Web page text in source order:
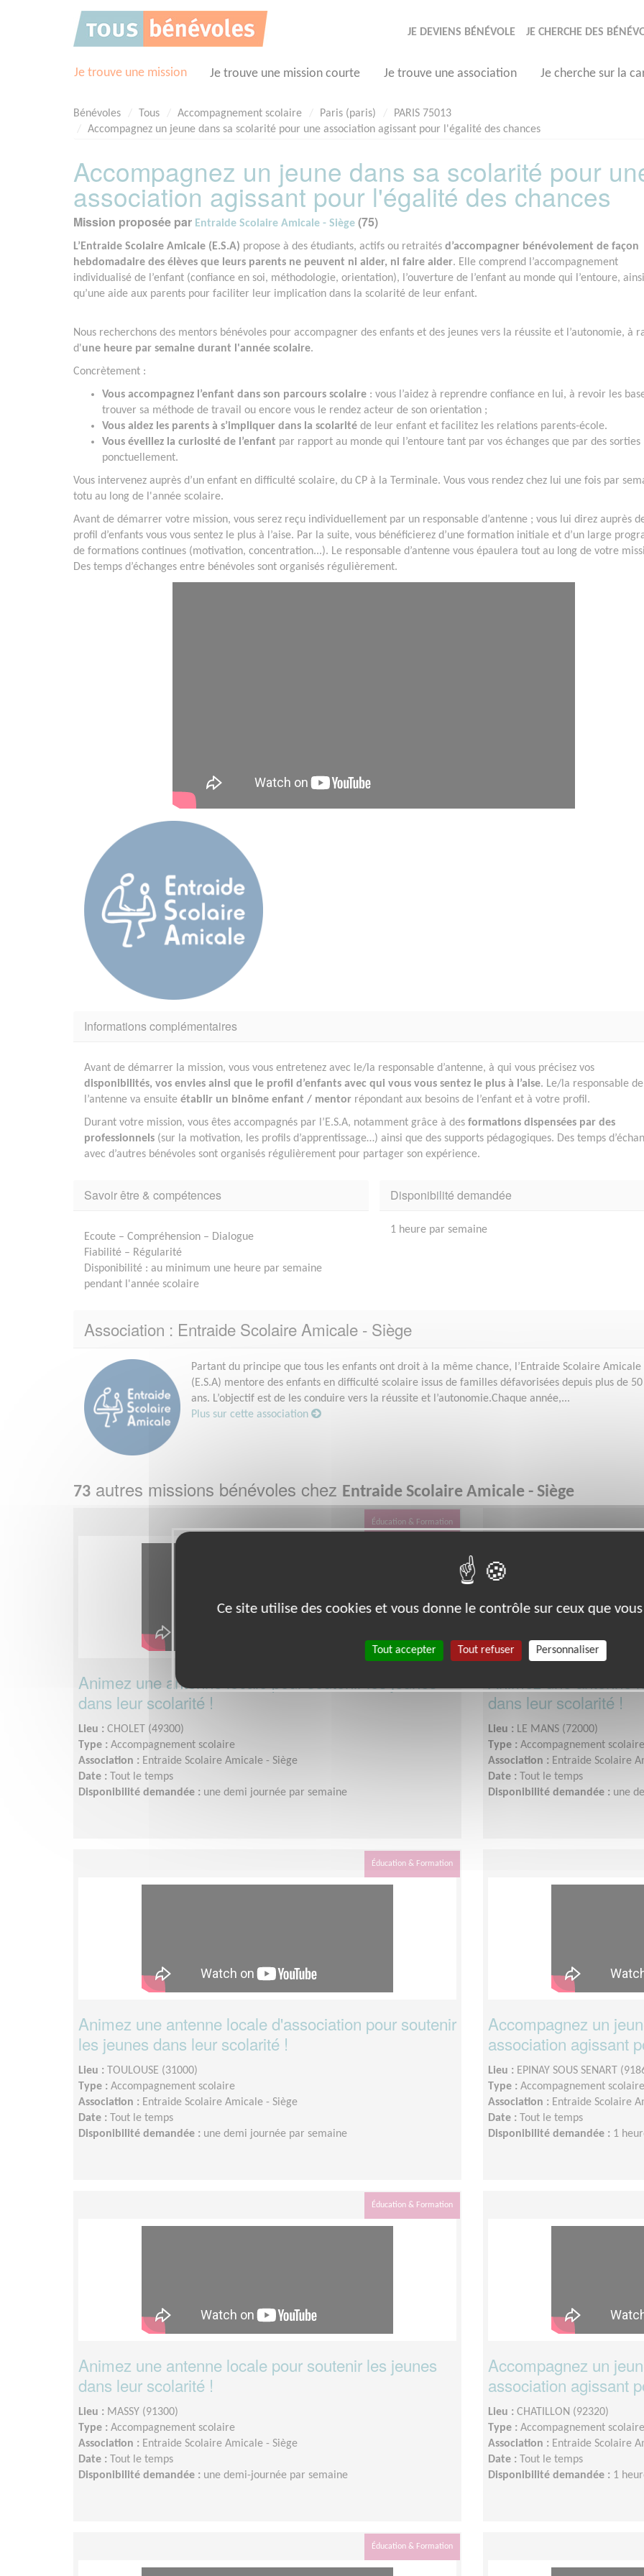
JE DEVIENS BÉNÉVOLE JE CHERCHE DES
Je trouve une mission Je trouve une mission courte Je trouve une association Je cherche sur la
Bénévoles Tous Accompagnement scolaire Paris (paris)
PARIS 75013
Accompagnez un jeune dans sa scolarité pour une association agissant pour l'égalité des chances
Accompagnez un jeune dans sa scolarité pour
association agissant pour l'égalité des chances
Mission proposée par Entraide Scolaire Amicale - Siège (75)
L’Entraide Scolaire Amicale (E.S.A) propose à des étudiants, actifs ou retraités d’accompagner bénévolement de façon
hebdomadaire des élèves que leurs parents ne peuvent ni aider, ni faire aider. Elle comprend l’accompagnement
individualisé de l’enfant (confiance en soi, méthodologie, orientation), l’ouverture de l’enfant au monde qui l’entoure, ainsi
qu’une aide aux parents pour faciliter leur implication dans la scolarité de leur enfant.
Nous recherchons des mentors bénévoles pour accompagner des enfants et des jeunes vers la réussite et l’autonomie, à
d'une heure par semaine durant l'année scolaire.
Concrètement :
Vous accompagnez l’enfant dans son parcours scolaire : vous l’aidez à reprendre confiance en lui, à revoir les
trouver sa méthode de travail ou encore vous le rendez acteur de son orientation ;
Vous aidez les parents à s’impliquer dans la scolarité de leur enfant et facilitez les relations parents-école.
Vous éveillez la curiosité de l’enfant par rapport au monde qui l’entoure tant par vos échanges que par des sorties
ponctuellement.
Vous intervenez auprès d’un enfant en difficulté scolaire, du CP à la Terminale. Vous vous rendez chez lui une fois par
totu au long de l'année scolaire.
Avant de démarrer votre mission, vous serez reçu individuellement par un responsable d’antenne ; vous lui direz auprès
profil d’enfants vous vous sentez le plus à l’aise. Par la suite, vous bénéficierez d’une formation initiale et d’un large
de formations continues (motivation, concentration...). Le responsable d’antenne vous épaulera tout au long de votre
Des temps d’échanges entre bénévoles sont organisés régulièrement.
Informations complémentaires
Avant de démarrer la mission, vous vous entretenez avec le/la responsable d’antenne, à qui vous précisez vos
disponibilités, vos envies ainsi que le profil d’enfants avec qui vous vous sentez le plus à l’aise. Le/la responsable de
l’antenne va ensuite établir un binôme enfant / mentor répondant aux besoins de l’enfant et à votre profil.
Durant votre mission, vous êtes accompagnés par l’E.S.A, notamment grâce à des formations dispensées par des
professionnels (sur la motivation, les profils d’apprentissage…) ainsi que des supports pédagogiques. Des temps
avec d’autres bénévoles sont organisés régulièrement pour partager son expérience.
Savoir être & compétences
Ecoute – Compréhension – Dialogue
Fiabilité – Régularité
Disponibilité : au minimum une heure par semaine
pendant l'année scolaire
Disponibilité demandée
1 heure par semaine
Association : Entraide Scolaire Amicale - Siège
Partant du principe que tous les enfants ont droit à la même chance, l’Entraide Scolaire Amicale
(E.S.A) mentore des enfants en difficulté scolaire issus de familles défavorisées depuis plus de 50
ans. L’objectif est de les conduire vers la réussite et l’autonomie.Chaque année,...
Plus sur cette association
73 autres missions bénévoles chez Entraide Scolaire Amicale - Siège
Éducation & Formation
Animez une antenne locale pour soutenir les jeunes
dans leur scolarité !
Lieu : CHOLET (49300)
Type : Accompagnement scolaire
Association : Entraide Scolaire Amicale - Siège
Date :
Tout le temps
Disponibilité demandée : une demi journée par semaine
dans leur scolarité !
Lieu : LE MANS (72000)
Type : Accompagnement scolaire
Association : Entraide Scolaire
Date :
Tout le temps
Disponibilité demandée : une
Éducation & Formation
Animez une antenne locale d'association pour soutenir
les jeunes dans leur scolarité !
Lieu :
TOULOUSE (31000)
Type : Accompagnement scolaire
Association : Entraide Scolaire Amicale - Siège
Date :
Tout le temps
Disponibilité demandée : une demi journée par semaine
Accompagnez un
association agissant
Lieu : EPINAY SOUS SENART
Type : Accompagnement scolaire
Association : Entraide Scolaire
Date :
Tout le temps
Disponibilité demandée : 1
Éducation & Formation
Animez une antenne locale pour soutenir les jeunes
dans leur scolarité !
Lieu : MASSY (91300)
Type : Accompagnement scolaire
Association : Entraide Scolaire Amicale - Siège
Date :
Tout le temps
Disponibilité demandée : une demi-journée par semaine
Accompagnez un
association agissant
Lieu : CHATILLON (92320)
Type : Accompagnement scolaire
Association : Entraide Scolaire
Date :
Tout le temps
Disponibilité demandée : 1
Éducation & Formation
Ce site utilise des cookies et vous donne le contrôle sur ceux que
Tout accepter Tout refuser Personnaliser